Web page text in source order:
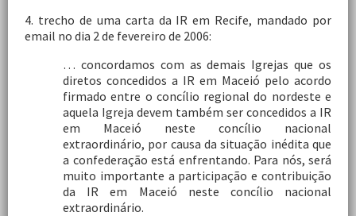
4. trecho de uma carta da IR em Recife, mandado por
email no dia 2 de fevereiro de 2006:
… concordamos com as demais Igrejas que os
diretos concedidos a IR em Maceió pelo acordo
firmado entre o concílio regional do nordeste e
aquela Igreja devem também ser concedidos a IR
em Maceió neste concílio nacional
extraordinário, por causa da situação inédita que
a confederação está enfrentando. Para nós, será
muito importante a participação e contribuição
da IR em Maceió neste concílio nacional
extraordinário.